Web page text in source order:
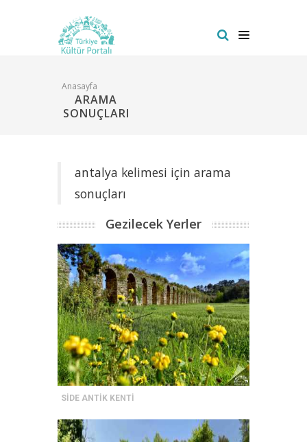
Anasayfa
ARAMA
SONUÇLARI
antalya kelimesi için arama
sonuçları
Gezilecek Yerler
SİDE ANTİK KENTİ